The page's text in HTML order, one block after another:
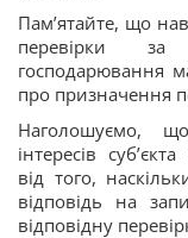
Пам’ятайте, що
перевірки за
господарювання
про призначення
Наголошуємо,
інтересів
від того,
відповідь на
відповідну